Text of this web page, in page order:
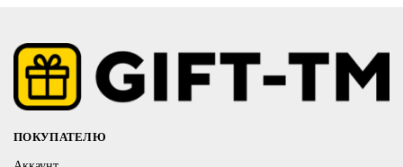
ПОКУПАТЕЛЮ